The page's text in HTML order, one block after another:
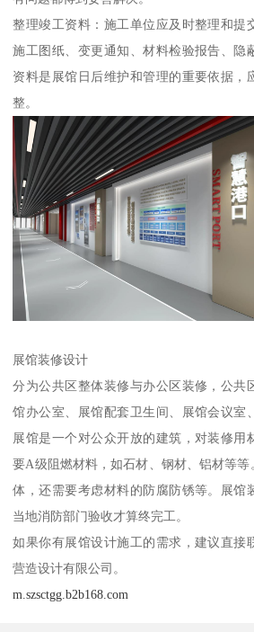
整理竣工资料：施工单位应及时整理和提
施工图纸、变更通知、材料检验报告、隐
资料是展馆日后维护和管理的重要依据，
整。
展馆装修设计
分为公共区整体装修与办公区装修，公共
馆办公室、展馆配套卫生间、展馆会议室
展馆是一个对公众开放的建筑，对装修用
要A级阻燃材料，如石材、钢材、铝材等
体，还需要考虑材料的防腐防锈等。展馆
当地消防部门验收才算终完工。
如果你有展馆设计施工的需求，建议直接
营造设计有限公司。
m.szsctgg.b2b168.com